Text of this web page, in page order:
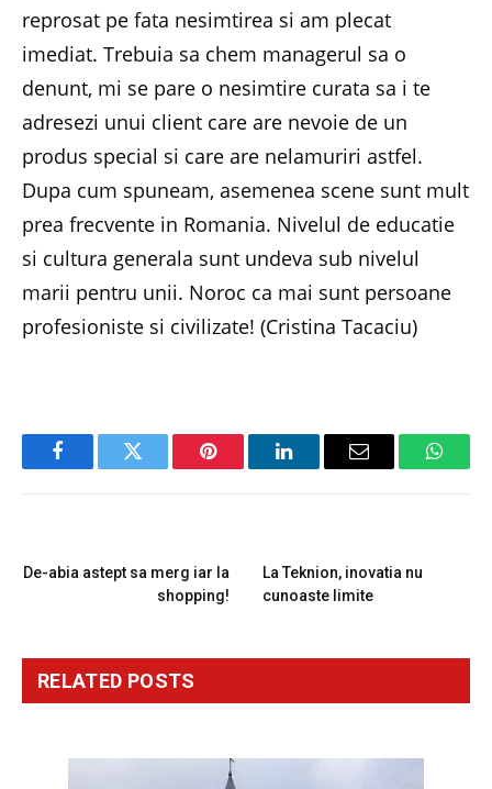
reprosat pe fata nesimtirea si am plecat
imediat. Trebuia sa chem managerul sa o
denunt, mi se pare o nesimtire curata sa i te
adresezi unui client care are nevoie de un
produs special si care are nelamuriri astfel.
Dupa cum spuneam, asemenea scene sunt mult
prea frecvente in Romania. Nivelul de educatie
si cultura generala sunt undeva sub nivelul
marii pentru unii. Noroc ca mai sunt persoane
profesioniste si civilizate! (Cristina Tacaciu)
FacebookTwitter Pinterest LinkedInEmail
De-abia astept sa merg iar la
shopping!
La Teknion, inovatia nu
cunoaste limite
RELATED POSTS